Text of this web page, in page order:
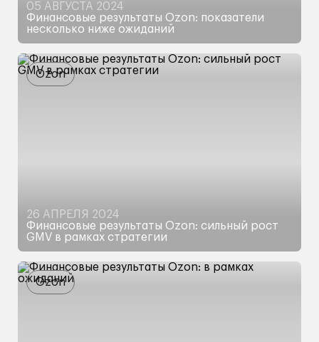
05 АВГУСТА 2024
Финансовые результаты Ozon: показатели
несколько ниже ожиданий
Обзор финансовых результатов,
инвестиционный кейс и оценка компании
Ozon
26 АПРЕЛЯ 2024
Финансовые результаты Ozon: сильный рост
GMV в рамках стратегии
Российский маркетплейс опубликовал
результаты за первый квартал 2024 года
Ozon